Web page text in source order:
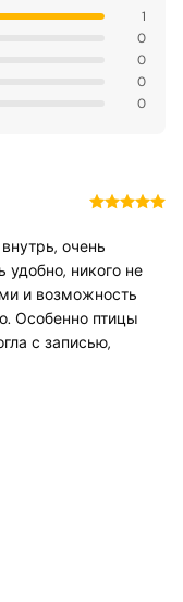
1
0
0
0
0
очень
удобно, никого не
и возможность
Особенно птицы
с записью,